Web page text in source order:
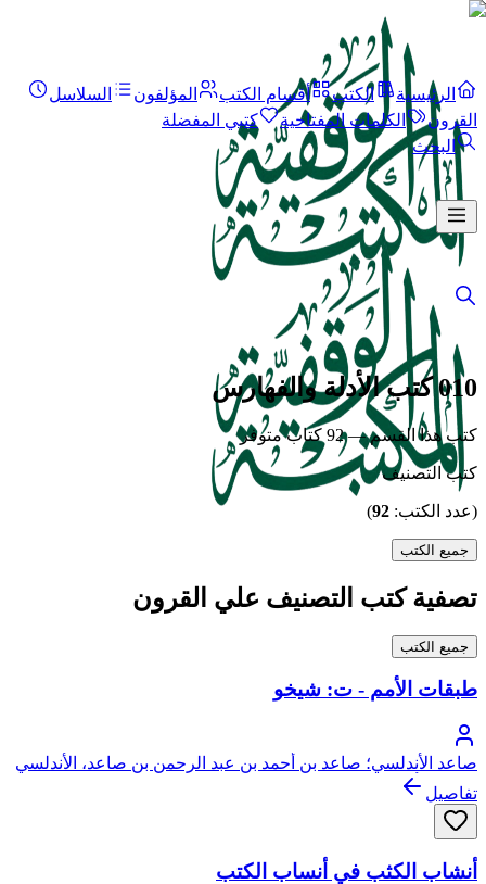
الرئيسية الكتب أقسام الكتب المؤلفون
السلاسل
القرون
الكلمات المفتاحية
كتبي المفضلة
البحث
010 كتب الأدلة والفهارس
كتب هذا القسم — 92 كتاب متوفر
كتب التصنيف
(عدد الكتب: 92
)
جميع الكتب
تصفية كتب التصنيف علي القرون
جميع الكتب
طبقات الأمم - ت: شيخو
صاعد الأندلسي؛ صاعد بن أحمد بن عبد الرحمن بن صاعد، الأندلسي
التغلبي، أبو القاسم
تفاصيل
أنشاب الكثب في أنساب الكتب